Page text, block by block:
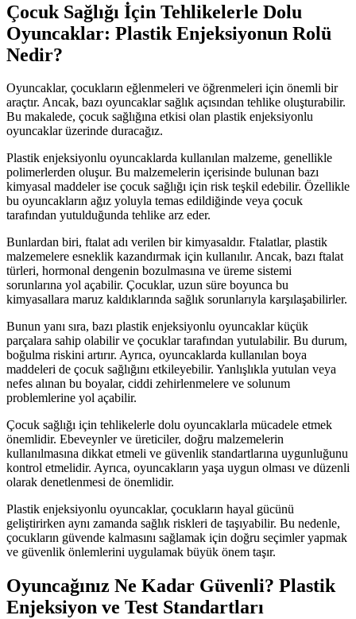
Çocuk Sağlığı İçin Tehlikelerle Dolu
Oyuncaklar: Plastik Enjeksiyonun Rolü
Nedir?
Oyuncaklar, çocukların eğlenmeleri ve öğrenmeleri için önemli bir
araçtır. Ancak, bazı oyuncaklar sağlık açısından tehlike oluşturabilir.
Bu makalede, çocuk sağlığına etkisi olan plastik enjeksiyonlu
oyuncaklar üzerinde duracağız.
Plastik enjeksiyonlu oyuncaklarda kullanılan malzeme, genellikle
polimerlerden oluşur. Bu malzemelerin içerisinde bulunan bazı
kimyasal maddeler ise çocuk sağlığı için risk teşkil edebilir. Özellikle
bu oyuncakların ağız yoluyla temas edildiğinde veya çocuk
tarafından yutulduğunda tehlike arz eder.
Bunlardan biri, ftalat adı verilen bir kimyasaldır. Ftalatlar, plastik
malzemelere esneklik kazandırmak için kullanılır. Ancak, bazı ftalat
türleri, hormonal dengenin bozulmasına ve üreme sistemi
sorunlarına yol açabilir. Çocuklar, uzun süre boyunca bu
kimyasallara maruz kaldıklarında sağlık sorunlarıyla karşılaşabilirler.
Bunun yanı sıra, bazı plastik enjeksiyonlu oyuncaklar küçük
parçalara sahip olabilir ve çocuklar tarafından yutulabilir. Bu durum,
boğulma riskini artırır. Ayrıca, oyuncaklarda kullanılan boya
maddeleri de çocuk sağlığını etkileyebilir. Yanlışlıkla yutulan veya
nefes alınan bu boyalar, ciddi zehirlenmelere ve solunum
problemlerine yol açabilir.
Çocuk sağlığı için tehlikelerle dolu oyuncaklarla mücadele etmek
önemlidir. Ebeveynler ve üreticiler, doğru malzemelerin
kullanılmasına dikkat etmeli ve güvenlik standartlarına uygunluğunu
kontrol etmelidir. Ayrıca, oyuncakların yaşa uygun olması ve düzenli
olarak denetlenmesi de önemlidir.
Plastik enjeksiyonlu oyuncaklar, çocukların hayal gücünü
geliştirirken aynı zamanda sağlık riskleri de taşıyabilir. Bu nedenle,
çocukların güvende kalmasını sağlamak için doğru seçimler yapmak
ve güvenlik önlemlerini uygulamak büyük önem taşır.
Oyuncağınız Ne Kadar Güvenli? Plastik
Enjeksiyon ve Test Standartları